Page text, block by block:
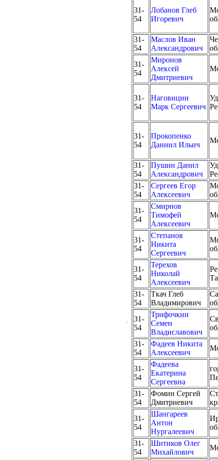
31-
54
Лобанов Глеб
Игоревич
31-
54
Маслов Иван
Александрович
31-
54
Миронов
Алексей
Дмитриевич
31-
54
Наговицин
Марк Сергеевич
31-
54
Прокопенко
Даниил Ильич
31-
54
Пушин Данил
Александрович
31-
54
Сергеев Егор
Алексеевич
31-
54
Смирнов
Тимофей
Алексеевич
31-
54
Степанов
Никита
Сергеевич
31-
54
Терехов
Николай
Алексеевич
31-
54
Ткач Глеб
Владимирович
31-
54
Трифочкин
Семен
Владиславович
31-
54
Фадеев Никита
Алексеевич
31-
54
Фадеева
Екатерина
Сергеевна
31-
54
Фомин Сергей
Дмитриевич
31-
54
Шангареев
Антон
Нургалеевич
31-
54
Шитиков Олег
Михайлович